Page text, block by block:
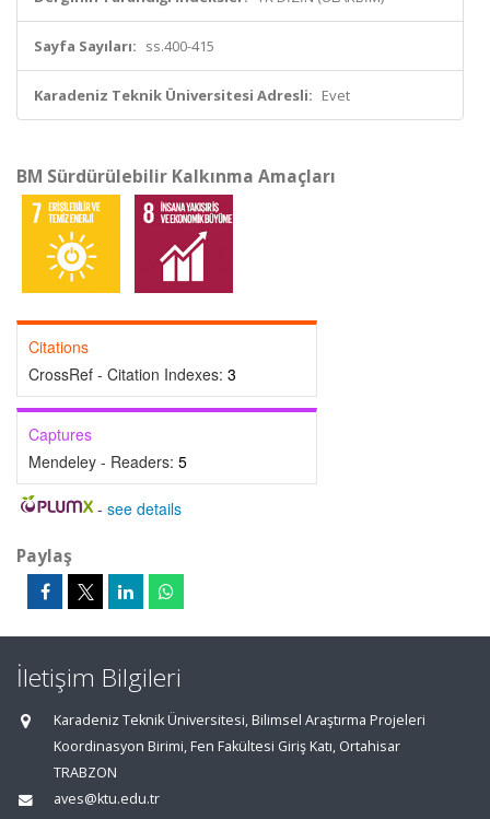
Sayfa Sayıları: ss.400-415
Karadeniz Teknik Üniversitesi Adresli: Evet
BM Sürdürülebilir Kalkınma Amaçları
Citations
CrossRef - Citation Indexes: 3
Captures
Mendeley - Readers: 5
- see details
Paylaş
İletişim Bilgileri
Karadeniz Teknik Üniversitesi, Bilimsel Araştırma Projeleri
Koordinasyon Birimi, Fen Fakültesi Giriş Katı, Ortahisar
TRABZON
aves@ktu.edu.tr